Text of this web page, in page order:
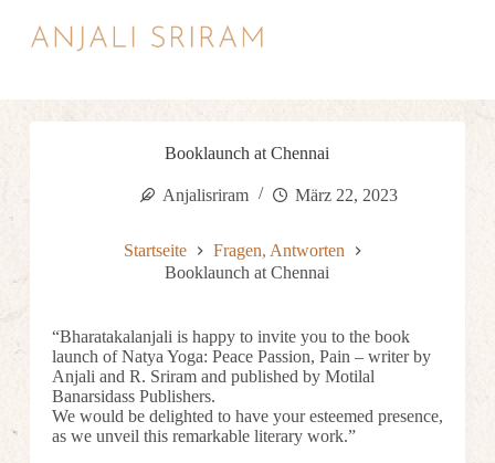
Booklaunch at Chennai
Anjalisriram März 22, 2023
Startseite
Fragen, Antworten
Booklaunch at Chennai
“Bharatakalanjali is happy to invite you to the book
launch of Natya Yoga: Peace Passion, Pain – writer by
Anjali and R. Sriram and published by Motilal
Banarsidass Publishers.
We would be delighted to have your esteemed presence,
as we unveil this remarkable literary work.”